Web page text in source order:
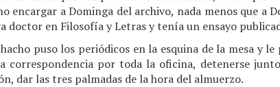
encargar a Dominga del archivo, nada menos que a
doctor en Filosofía y Letras y tenía un ensayo
puso los periódicos en la esquina de la mesa y le
correspondencia por toda la oficina, detenerse
dar las tres palmadas de la hora del almuerzo.